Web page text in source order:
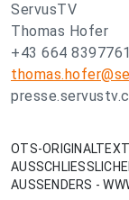
ServusTV
Thomas Hofer
+43 664 8397761
OTS-
AUSSENDERS -